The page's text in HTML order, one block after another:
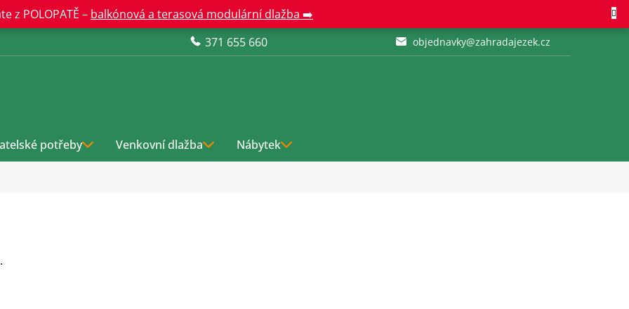
z POLOPATĚ – balkónová a terasová modulární dlažba ➡️
371 655 660
objednavky@zahradajezek.cz
potřeby Venkovní dlažba Nábytek